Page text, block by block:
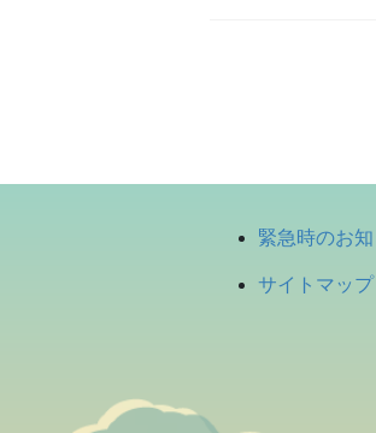
ー
ジ
緊急時のお
サイトマップ